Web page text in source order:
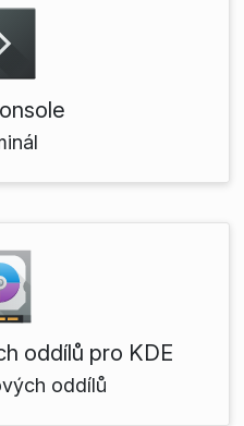
oddílů pro KDE
oddílů